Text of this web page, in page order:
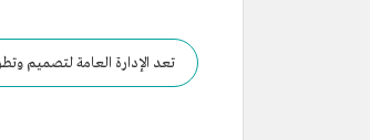
تعد الإدارة العامة لتصميم